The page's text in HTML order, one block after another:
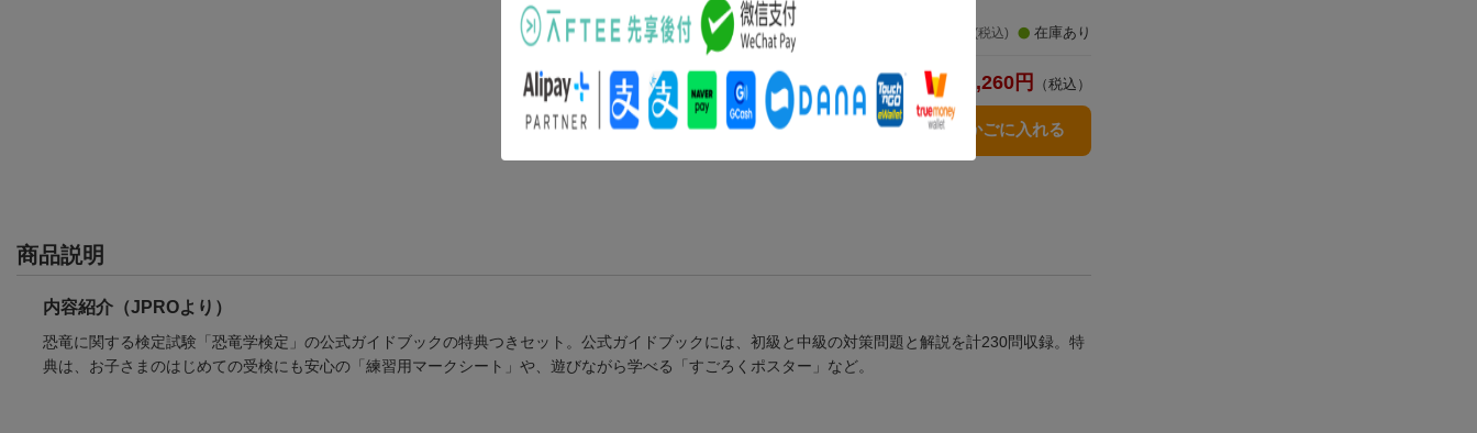
講談社
2024年11月28日頃発売
(税込) 在庫あり
合計 7,260 円 （税込）
3点とも買い物かごに入れる
商品説明
内容紹介（JPROより）
恐竜に関する検定試験「恐竜学検定」の公式ガイドブックの特典つきセット。公式ガイドブックには、初級と中級の対策問題と解説を計230問収録。特
典は、お子さまのはじめての受検にも安心の「練習用マークシート」や、遊びながら学べる「すごろくポスター」など。